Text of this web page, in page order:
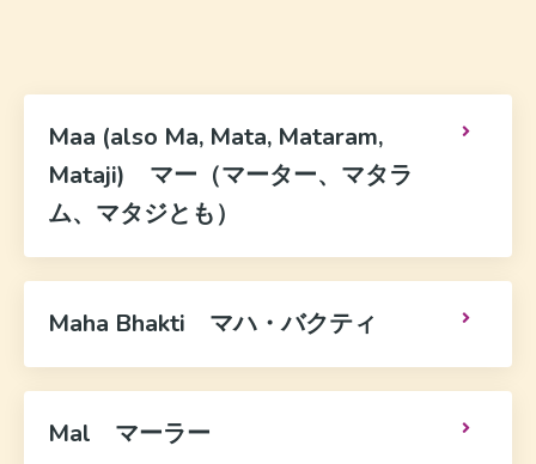
Maa (also Ma, Mata, Mataram,
Mataji) マー（マーター、マタラ
ム、マタジとも）
Maha Bhakti マハ・バクティ
Mal マーラー